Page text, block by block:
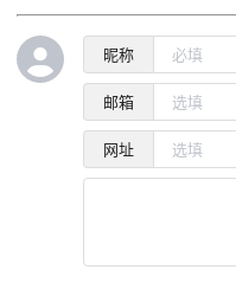
昵称
邮箱
网址